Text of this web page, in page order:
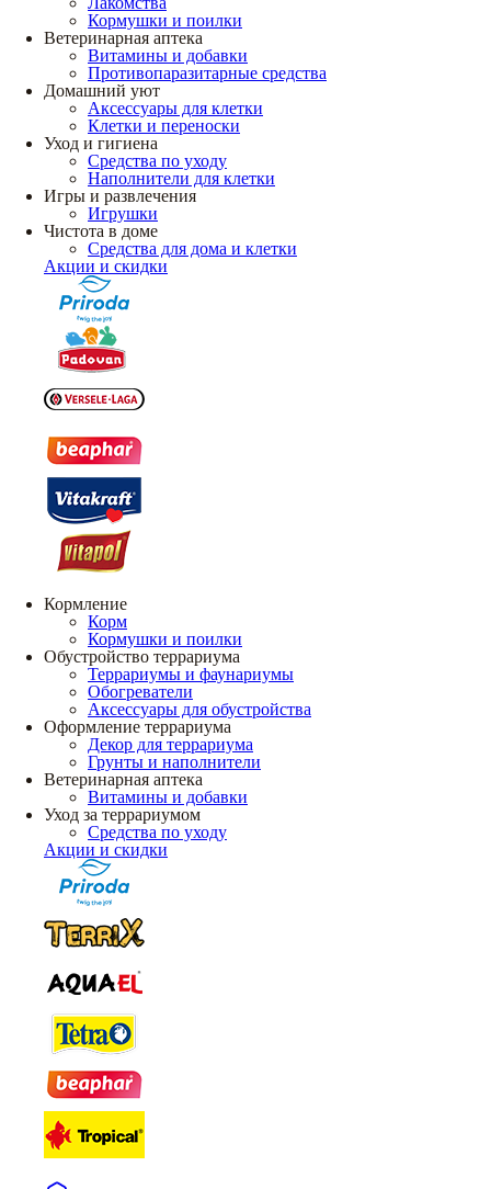
Кормушки и поилки
Ветеринарная аптека
Витамины и добавки
Противопаразитарные средства
Домашний уют
Аксессуары для клетки
Клетки и переноски
Уход и гигиена
Средства по уходу
Наполнители для клетки
Игры и развлечения
Игрушки
Чистота в доме
Средства для дома и клетки
Акции и скидки
Кормление
Корм
Кормушки и поилки
Обустройство террариума
Террариумы и фаунариумы
Обогреватели
Аксессуары для обустройства
Оформление террариума
Декор для террариума
Грунты и наполнители
Ветеринарная аптека
Витамины и добавки
Уход за террариумом
Средства по уходу
Акции и скидки